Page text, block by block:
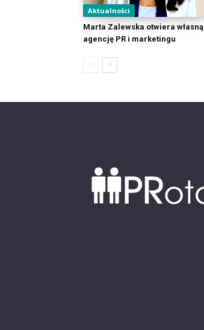
Aktualności
Marta Zalewska otwiera własną
agencję PR i marketingu